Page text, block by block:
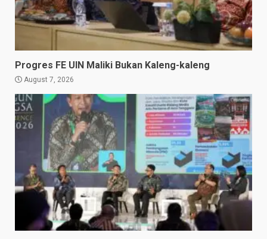
Progres FE UIN Maliki Bukan Kaleng-kaleng
August 7, 2026